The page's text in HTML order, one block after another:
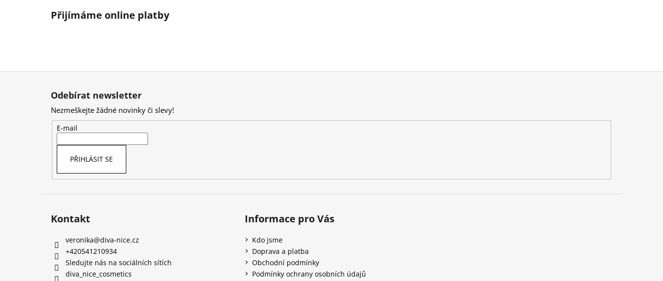
Přijímáme online platby
Odebírat newsletter
Nezmeškejte žádné novinky či slevy!
E-mail
PŘIHLÁSIT SE
Kontakt
veronika@diva-nice.cz
+420541210934
Sledujte nás na sociálních sítích
diva_nice_cosmetics
Informace pro Vás
Kdo jsme
Doprava a platba
Obchodní podmínky
Podmínky ochrany osobních údajů